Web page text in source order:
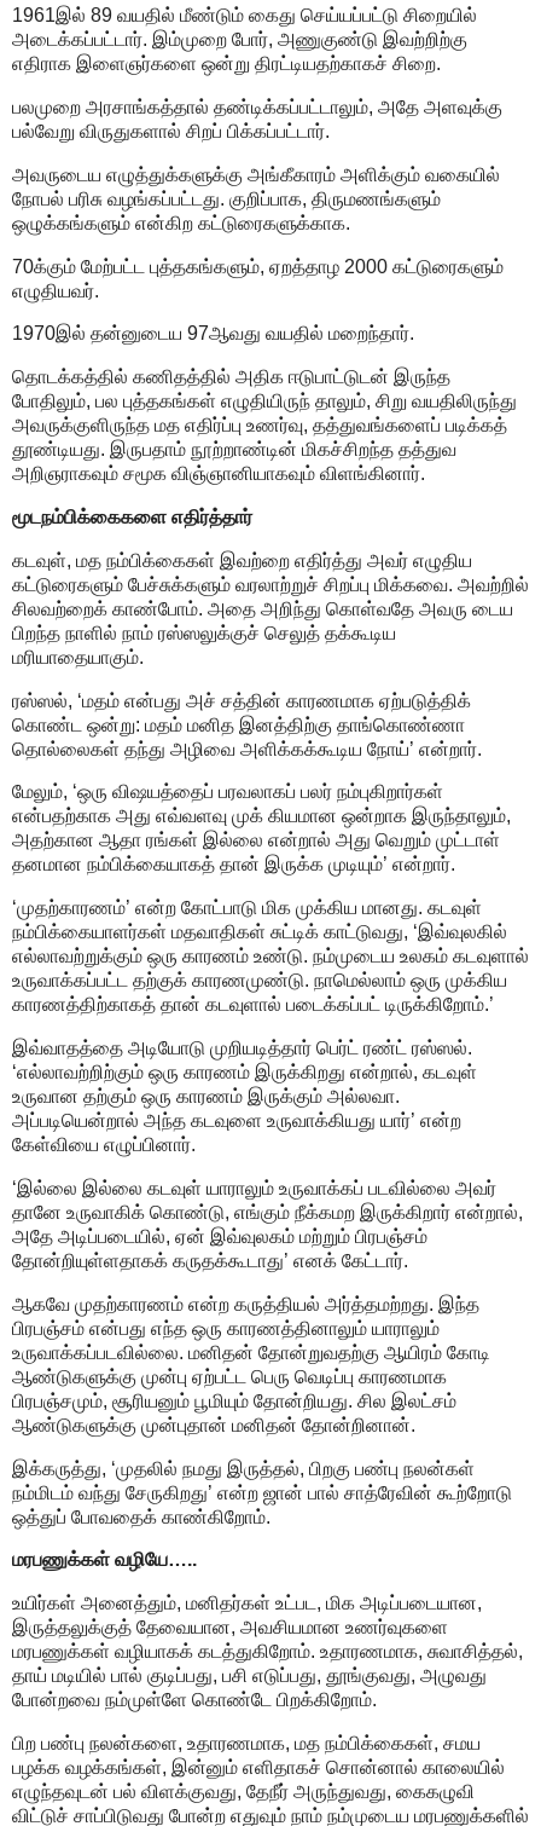
1961இல் 89 வயதில் மீண்டும் கைது செய்யப்பட்டு சிறையில்
அடைக்கப்பட்டார். இம்முறை போர், அணுகுண்டு இவற்றிற்கு
எதிராக இளைஞர்களை ஒன்று திரட்டியதற்காகச் சிறை.
பலமுறை அரசாங்கத்தால் தண்டிக்கப்பட்டாலும், அதே அளவுக்கு
பல்வேறு விருதுகளால் சிறப் பிக்கப்பட்டார்.
அவருடைய எழுத்துக்களுக்கு அங்கீகாரம் அளிக்கும் வகையில்
நோபல் பரிசு வழங்கப்பட்டது. குறிப்பாக, திருமணங்களும்
ஒழுக்கங்களும் என்கிற கட்டுரைகளுக்காக.
70க்கும் மேற்பட்ட புத்தகங்களும், ஏறத்தாழ 2000 கட்டுரைகளும்
எழுதியவர்.
1970இல் தன்னுடைய 97ஆவது வயதில் மறைந்தார்.
தொடக்கத்தில் கணிதத்தில் அதிக ஈடுபாட்டுடன் இருந்த
போதிலும், பல புத்தகங்கள் எழுதியிருந் தாலும், சிறு வயதிலிருந்து
அவருக்குளிருந்த மத எதிர்ப்பு உணர்வு, தத்துவங்களைப் படிக்கத்
தூண்டியது. இருபதாம் நூற்றாண்டின் மிகச்சிறந்த தத்துவ
அறிஞராகவும் சமூக விஞ்ஞானியாகவும் விளங்கினார்.
மூடநம்பிக்கைகளை எதிர்த்தார்
கடவுள், மத நம்பிக்கைகள் இவற்றை எதிர்த்து அவர் எழுதிய
கட்டுரைகளும் பேச்சுக்களும் வரலாற்றுச் சிறப்பு மிக்கவை. அவற்றில்
சிலவற்றைக் காண்போம். அதை அறிந்து கொள்வதே அவரு டைய
பிறந்த நாளில் நாம் ரஸ்ஸலுக்குச் செலுத் தக்கூடிய
மரியாதையாகும்.
ரஸ்ஸல், ‘மதம் என்பது அச் சத்தின் காரணமாக ஏற்படுத்திக்
கொண்ட ஒன்று: மதம் மனித இனத்திற்கு தாங்கொண்ணா
தொல்லைகள் தந்து அழிவை அளிக்கக்கூடிய நோய்’ என்றார்.
மேலும், ‘ஒரு விஷயத்தைப் பரவலாகப் பலர் நம்புகிறார்கள்
என்பதற்காக அது எவ்வளவு முக் கியமான ஒன்றாக இருந்தாலும்,
அதற்கான ஆதா ரங்கள் இல்லை என்றால் அது வெறும் முட்டாள்
தனமான நம்பிக்கையாகத் தான் இருக்க முடியும்’ என்றார்.
‘முதற்காரணம்’ என்ற கோட்பாடு மிக முக்கிய மானது. கடவுள்
நம்பிக்கையாளர்கள் மதவாதிகள் சுட்டிக் காட்டுவது, ‘இவ்வுலகில்
எல்லாவற்றுக்கும் ஒரு காரணம் உண்டு. நம்முடைய உலகம் கடவுளால்
உருவாக்கப்பட்ட தற்குக் காரணமுண்டு. நாமெல்லாம் ஒரு முக்கிய
காரணத்திற்காகத் தான் கடவுளால் படைக்கப்பட் டிருக்கிறோம்.’
இவ்வாதத்தை அடியோடு முறியடித்தார் பெர்ட் ரண்ட் ரஸ்ஸல்.
‘எல்லாவற்றிற்கும் ஒரு காரணம் இருக்கிறது என்றால், கடவுள்
உருவான தற்கும் ஒரு காரணம் இருக்கும் அல்லவா.
அப்படியென்றால் அந்த கடவுளை உருவாக்கியது யார்’ என்ற
கேள்வியை எழுப்பினார்.
‘இல்லை இல்லை கடவுள் யாராலும் உருவாக்கப் படவில்லை அவர்
தானே உருவாகிக் கொண்டு, எங்கும் நீக்கமற இருக்கிறார் என்றால்,
அதே அடிப்படையில், ஏன் இவ்வுலகம் மற்றும் பிரபஞ்சம்
தோன்றியுள்ளதாகக் கருதக்கூடாது’ எனக் கேட்டார்.
ஆகவே முதற்காரணம் என்ற கருத்தியல் அர்த்தமற்றது. இந்த
பிரபஞ்சம் என்பது எந்த ஒரு காரணத்தினாலும் யாராலும்
உருவாக்கப்படவில்லை. மனிதன் தோன்றுவதற்கு ஆயிரம் கோடி
ஆண்டுகளுக்கு முன்பு ஏற்பட்ட பெரு வெடிப்பு காரணமாக
பிரபஞ்சமும், சூரியனும் பூமியும் தோன்றியது. சில இலட்சம்
ஆண்டுகளுக்கு முன்புதான் மனிதன் தோன்றினான்.
இக்கருத்து, ‘முதலில் நமது இருத்தல், பிறகு பண்பு நலன்கள்
நம்மிடம் வந்து சேருகிறது’ என்ற ஜான் பால் சாத்ரேவின் கூற்றோடு
ஒத்துப் போவதைக் காண்கிறோம்.
மரபணுக்கள் வழியே…..
உயிர்கள் அனைத்தும், மனிதர்கள் உட்பட, மிக அடிப்படையான,
இருத்தலுக்குத் தேவையான, அவசியமான உணர்வுகளை
மரபணுக்கள் வழியாகக் கடத்துகிறோம். உதாரணமாக, சுவாசித்தல்,
தாய் மடியில் பால் குடிப்பது, பசி எடுப்பது, தூங்குவது, அழுவது
போன்றவை நம்முள்ளே கொண்டே பிறக்கிறோம்.
பிற பண்பு நலன்களை, உதாரணமாக, மத நம்பிக்கைகள், சமய
பழக்க வழக்கங்கள், இன்னும் எளிதாகச் சொன்னால் காலையில்
எழுந்தவுடன் பல் விளக்குவது, தேநீர் அருந்துவது, கைகழுவி
விட்டுச் சாப்பிடுவது போன்ற எதுவும் நாம் நம்முடைய மரபணுக்களில்